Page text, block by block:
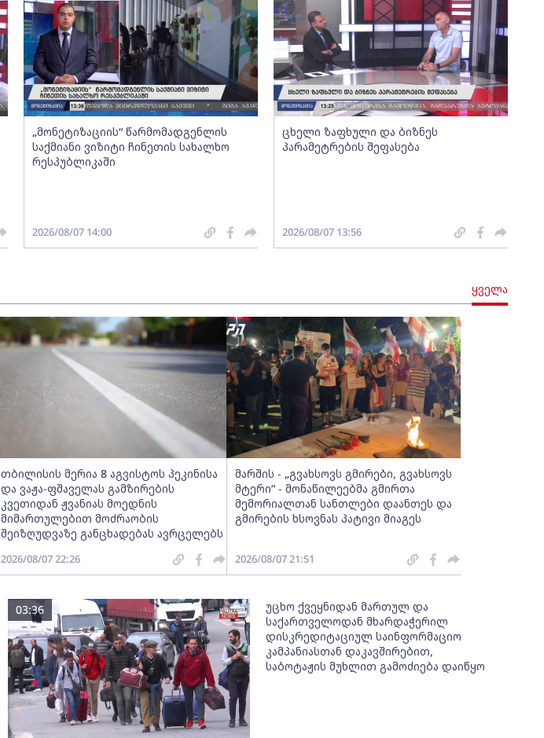
„მონეტიზაციის“ წარმომადგენლის
საქმიანი ვიზიტი ჩინეთის სახალხო
რესპუბლიკაში
2026/08/07 14:00
ცხელი ზაფხული და ბიზნეს
პარამეტრების შეფასება
2026/08/07 13:56
ყველა
თბილისის მერია 8 აგვისტოს პეკინისა
და ვაჟა-ფშაველას გამზირების
კვეთიდან ჟვანიას მოედნის
მიმართულებით მოძრაობის
შეიზღუდვაზე განცხადებას ავრცელებს
2026/08/07 22:26
მარშის - „გვახსოვს გმირები, გვახსოვს
მტერი” - მონაწილეებმა გმირთა
მემორიალთან სანთლები დაანთეს და
გმირების ხსოვნას პატივი მიაგეს
2026/08/07 21:51
უცხო ქვეყნიდან მართულ და
საქართველოდან მხარდაჭერილ
დისკრედიტაციულ საინფორმაციო
კამპანიასთან დაკავშირებით,
საბოტაჟის მუხლით გამოძიება დაიწყო
03:36